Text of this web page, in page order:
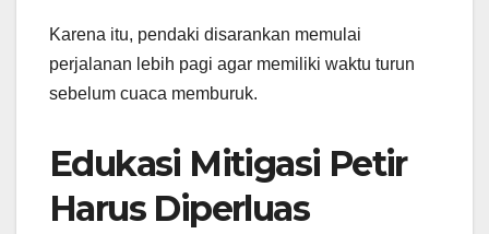
Karena itu, pendaki disarankan memulai
perjalanan lebih pagi agar memiliki waktu turun
sebelum cuaca memburuk.
Edukasi Mitigasi Petir
Harus Diperluas